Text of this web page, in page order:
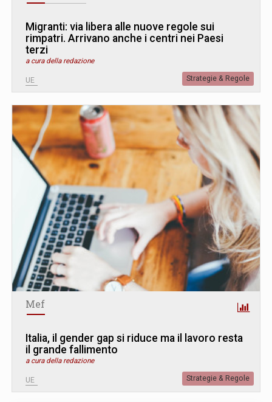
Migranti: via libera alle nuove regole sui
rimpatri. Arrivano anche i centri nei Paesi
terzi
a cura della redazione
UE Strategie & Regole
Mef
Italia, il gender gap si riduce ma il lavoro resta
il grande fallimento
a cura della redazione
UE Strategie & Regole